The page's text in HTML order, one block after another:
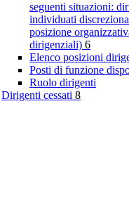
seguenti situazioni:
individuati
posizione
dirigenziali) 6
Elenco posizioni
Posti di funzione
Ruolo dirigenti
Dirigenti cessati 8